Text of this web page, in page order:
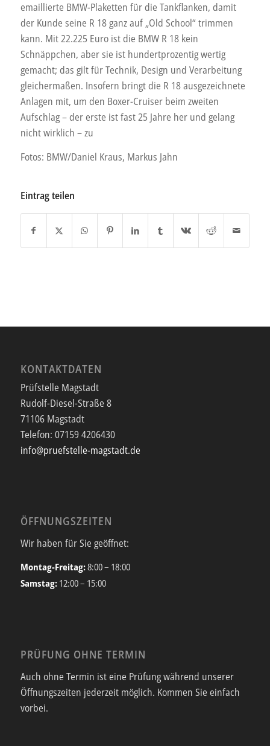
emaillierte BMW-Plaketten für die Tankflanken, damit
der Kunde seine R 18 ganz auf „Old School“ trimmen
kann. Mit 22.225 Euro ist die BMW R 18 kein
Schnäppchen, aber sie ist hundertprozentig wertig
gemacht; das gilt für Technik, Design und Verarbeitung
gleichermaßen. Insofern bringt die R 18 ausgezeichnete
Anlagen mit, um den Boxer-Cruiser beim zweiten
Aufschlag – der erste ist fast 25 Jahre her und gelang
nicht wirklich – zu
Fotos: BMW/Daniel Kraus, Markus Jahn
Eintrag teilen
KONTAKTDATEN
Prüfstelle Magstadt
Rudolf-Diesel-Straße 8
71106 Magstadt
Telefon: 07159 4206430
info@pruefstelle-magstadt.de
ÖFFNUNGSZEITEN
Wir haben für Sie geöffnet:
Montag-Freitag:8:00 – 18:00
Samstag: 12:00 – 15:00
PRÜFUNG OHNE TERMIN
Auch ohne Termin ist eine Prüfung während unserer
Öffnungszeiten jederzeit möglich. Kommen Sie einfach
vorbei.